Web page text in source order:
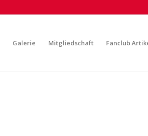
Galerie Mitgliedschaft Fanclub